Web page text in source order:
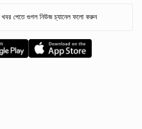
খবর পেতে গুগল নিউজ চ্যানেল ফলো করুন